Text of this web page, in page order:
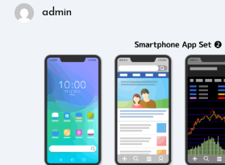
admin